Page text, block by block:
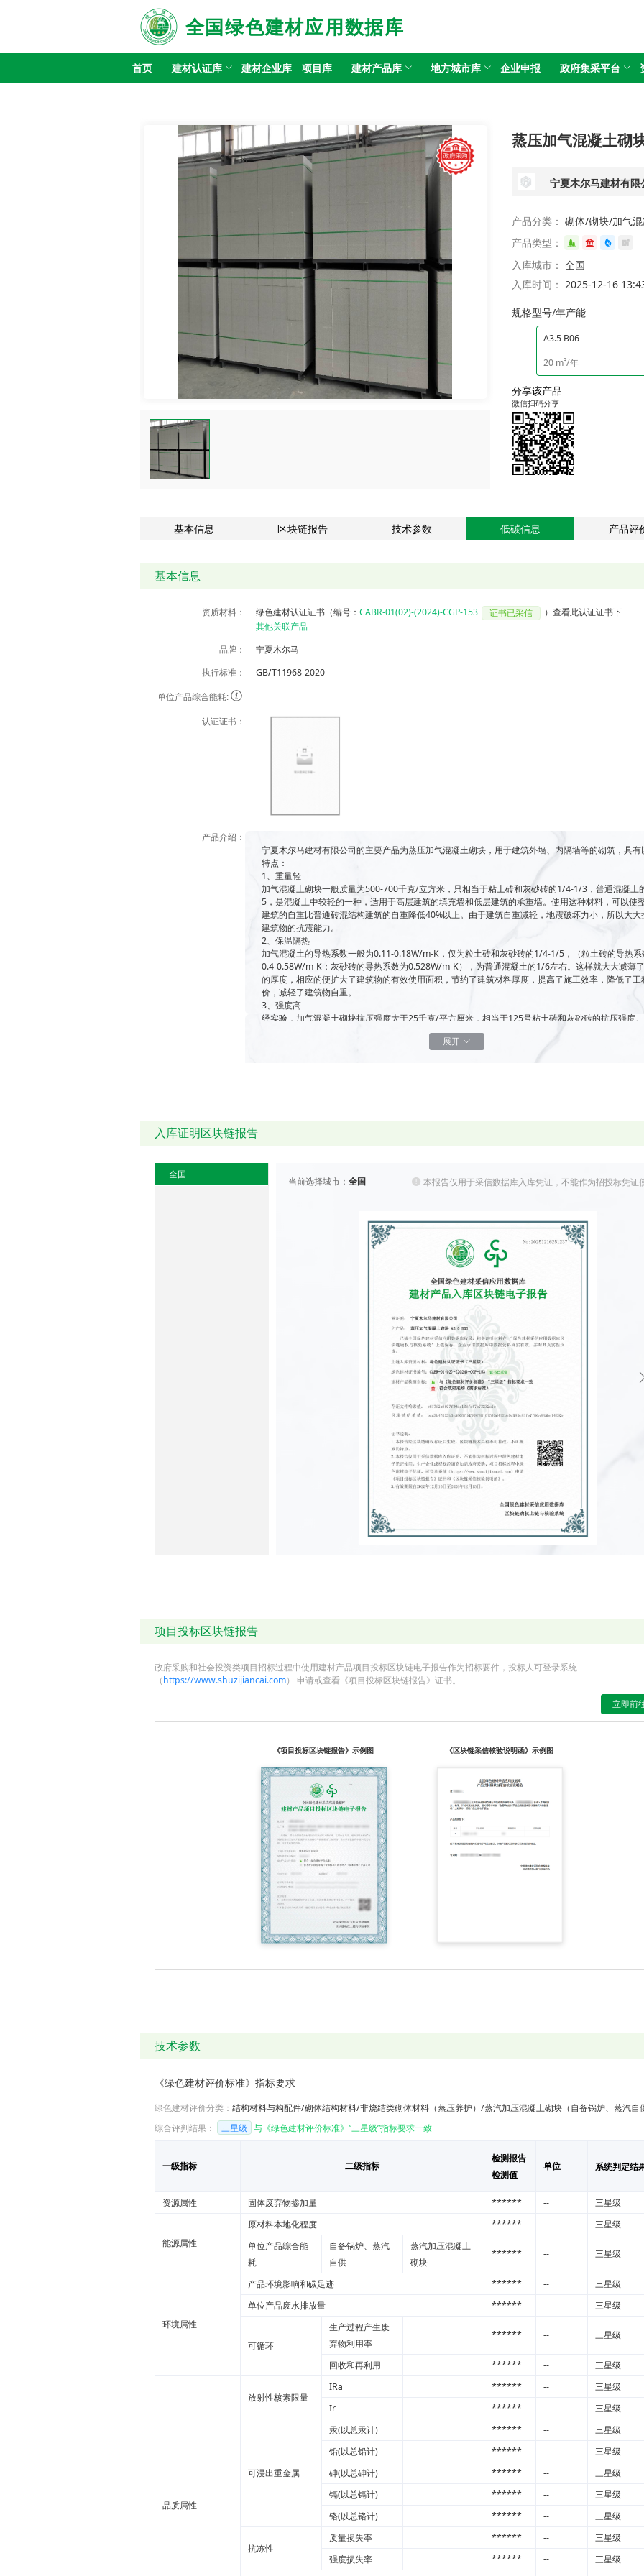
全国绿色建材应用数据库
首页 建材认证库 建材企业库 项目库 建材产品库 地方城市库 企业申报 政府集采平台
蒸压加气混凝土砌
宁夏木尔马建材有限
产品分类： 砌体/砌块/加气
产品类型：
入库城市： 全国
入库时间： 2025-12-16
规格型号/年产能
A3.5 B06
20 m³/年
分享该产品
微信扫码分享
基本信息 区块链报告 技术参数 低碳信息 产品评
基本信息
资质材料： 绿色建材认证证书（编号： CABR-01(02)-(2024)-CGP-153 证书已采信 ） 查看此认证证书下
其他关联产品
品牌：
宁夏木尔马
执行标准：
GB/T11968-2020
单位产品综合能耗:
--
认证证书：
产品介绍：
宁夏木尔马建材有限公司的主要产品为蒸压加气混凝土砌块，用于建筑外墙、内隔墙等的砌筑，具有
特点：
1、重量轻
加气混凝土砌块一般质量为500-700千克/立方米，只相当于粘土砖和灰砂砖的1/4-1/3，普通混凝土
5，是混凝土中较轻的一种，适用于高层建筑的填充墙和低层建筑的承重墙。使用这种材料，可以使
建筑的自重比普通砖混结构建筑的自重降低40%以上。由于建筑自重减轻，地震破坏力小，所以大大
建筑物的抗震能力。
2、保温隔热
加气混凝土的导热系数一般为0.11-0.18W/m-K，仅为粒土砖和灰砂砖的1/4-1/5，（粒土砖的导热系
0.4-0.58W/m-K；灰砂砖的导热系数为0.528W/m-K），为普通混凝土的1/6左右。这样就大大减薄
的厚度，相应的便扩大了建筑物的有效使用面积，节约了建筑材料厚度，提高了施工效率，降低了工
价，减轻了建筑物自重。
3、强度高
经实验，加气混凝土砌块抗压强度大于25千克/平方厘米，相当于125号粘土砖和灰砂砖的抗压强度。
加气混凝土容重轻，整体性能好，地震时惯性力小，所以具有一定的抗震能力。这对于我们这个多地
从加气混凝土气孔结构可知，由于加气混凝土的内部结构像面包一样，均匀地分布着大量的封闭气孔
8、机械化
可根据当地不同原材料，不同条件来量身定造。原材料可选择河砂、粉煤灰、矿砂等多种，因地制宜
且可以废物利用，有利环保，真正的变废为宝。以我司为例每年可消耗粉煤灰及脱硫石膏等固体废弃
展开
入库证明区块链报告
全国
当前选择城市：全国 本报告仅用于采信数据库入库凭证，不能作为招投标凭证
项目投标区块链报告
政府采购和社会投资类项目招标过程中使用建材产品项目投标区块链电子报告作为招标要件，投标人可登录系统
（https://www.shuzijiancai.com） 申请或查看《项目投标区块链报告》证书。
立即前
《项目投标区块链报告》示例图 《区块链采信核验说明函》示例图
技术参数
《绿色建材评价标准》指标要求
绿色建材评价分类： 结构材料与构配件/砌体结构材料/非烧结类砌体材料（蒸压养护）/蒸汽加压混凝土砌块（自备锅炉、蒸汽自
综合评判结果：
三星级 与《绿色建材评价标准》“三星级”指标要求一致
一级指标 二级指标
检测报告
检测值
单位 系统判定结
资源属性 固体废弃物掺加量 ****** -- 三星级
能源属性
原材料本地化程度 ****** --
三星级
单位产品综合能
耗
自备锅炉、蒸汽
自供
蒸汽加压混凝土
砌块
****** -- 三星级
环境属性
产品环境影响和碳足迹 ****** --
三星级
单位产品废水排放量
****** -- 三星级
可循环
生产过程产生废
弃物利用率
****** -- 三星级
回收和再利用 ****** -- 三星级
品质属性
放射性核素限量
IRa ****** --
三星级
Ir
****** -- 三星级
可浸出重金属
汞(以总汞计) ****** --
三星级
铅(以总铅计)
****** --
三星级
砷(以总砷计)
****** --
三星级
镉(以总镉计)
****** --
三星级
铬(以总铬计)
****** -- 三星级
抗冻性
质量损失率 ****** --
三星级
强度损失率
****** --
三星级